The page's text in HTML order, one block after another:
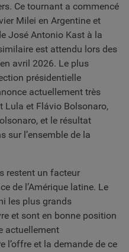
Ce tournant a commencé
Milei en Argentine et
José Antonio Kast à la
est attendu lors des
avril 2026. Le plus
présidentielle
actuellement très
Lula et Flávio Bolsonaro,
et le résultat
sur l’ensemble de la
restent un facteur
de l’Amérique latine. Le
les plus grands
et sont en bonne position
actuellement
l’offre et la demande de ce